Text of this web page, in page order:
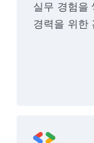
실무 경험을
경력을 위한